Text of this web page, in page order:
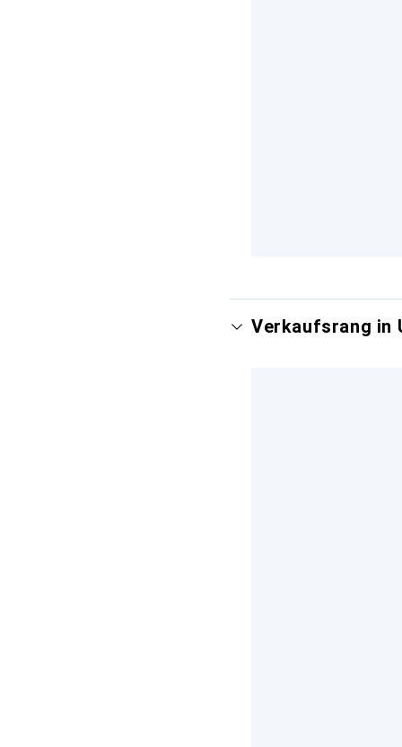
Verkaufsrang in